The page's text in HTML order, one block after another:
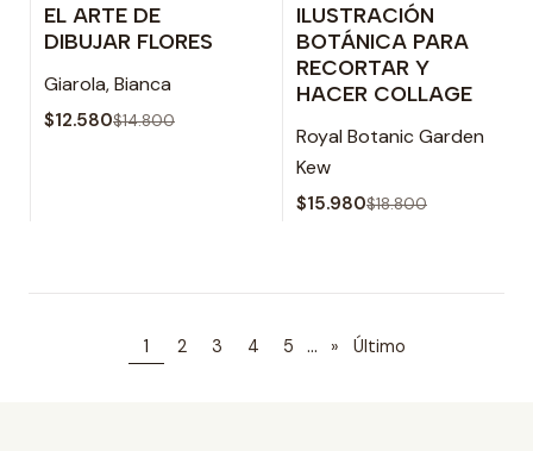
-15% OFF
EL ARTE DE
DIBUJAR FLORES
Giarola, Bianca
$12.580$14.800
-15% OFF
ILUSTRACIÓN
BOTÁNICA PARA
RECORTAR Y
HACER COLLAGE
Royal Botanic Garden
Kew
$15.980$18.800
1 2 3 4 5 ... » Último